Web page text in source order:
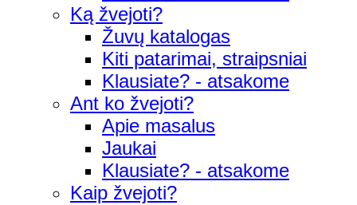
Ką žvejoti?
Žuvų katalogas
Kiti patarimai, straipsniai
Klausiate? - atsakome
Ant ko žvejoti?
Apie masalus
Jaukai
Klausiate? - atsakome
Kaip žvejoti?